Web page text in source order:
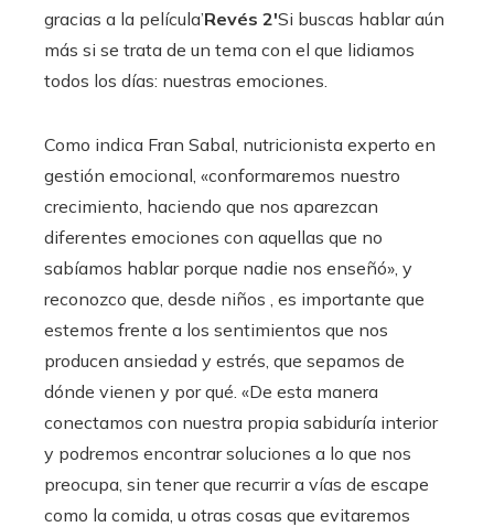
gracias a la película’Revés 2′Si buscas hablar aún
más si se trata de un tema con el que lidiamos
todos los días: nuestras emociones.
Como indica Fran Sabal, nutricionista experto en
gestión emocional, «conformaremos nuestro
crecimiento, haciendo que nos aparezcan
diferentes emociones con aquellas que no
sabíamos hablar porque nadie nos enseñó», y
reconozco que, desde niños , es importante que
estemos frente a los sentimientos que nos
producen ansiedad y estrés, que sepamos de
dónde vienen y por qué. «De esta manera
conectamos con nuestra propia sabiduría interior
y podremos encontrar soluciones a lo que nos
preocupa, sin tener que recurrir a vías de escape
como la comida, u otras cosas que evitaremos